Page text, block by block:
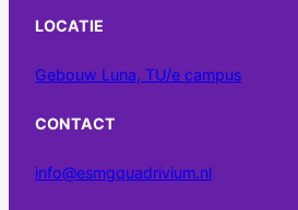
LOCATIE
Gebouw Luna, TU/e campus
CONTACT
info@esmgquadrivium.nl